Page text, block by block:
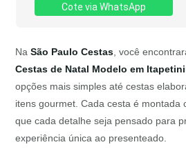
Cote via WhatsApp
NaSão Paulo Cestas , você
Cestas de Natal Modelo em
opções mais simples até cestas
itens gourmet. Cada cesta é montada
que cada detalhe seja pensado para
experiência única ao presenteado.